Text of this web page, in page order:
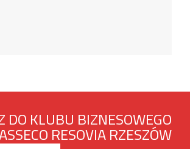
DO KLUBU BIZNESOWEGO
RESOVIA RZESZÓW